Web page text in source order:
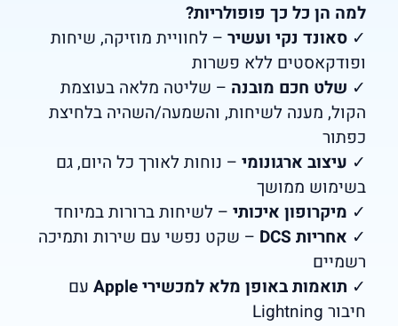
למה הן כל כך פופולריות?
✓ סאונד נקי ועשיר– לחוויית מוזיקה, שיחות
ופודקאסטים ללא פשרות
✓ שלט חכם מובנה – שליטה מלאה בעוצמת
הקול, מענה לשיחות, והשמעה/השהיה בלחיצת
כפתור
✓ עיצוב ארגונומי– נוחות לאורך כל היום, גם
בשימוש ממושך
✓ מיקרופון איכותי– לשיחות ברורות במיוחד
✓ אחריות DCS
– שקט נפשי עם שירות ותמיכה
רשמיים
✓ תואמות באופן מלא למכשירי Apple
עם
חיבור Lightning